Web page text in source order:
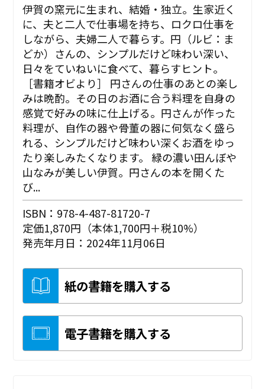
伊賀の窯元に生まれ、結婚・独立。生家近く
に、夫と二人で仕事場を持ち、ロクロ仕事を
しながら、夫婦二人で暮らす。円（ルビ：ま
どか）さんの、シンプルだけど味わい深い、
日々をていねいに食べて、暮らすヒント。
［書籍オビより］ 円さんの仕事のあとの楽し
みは晩酌。その日のお酒に合う料理を自身の
感覚で好みの味に仕上げる。円さんが作った
料理が、自作の器や骨董の器に何気なく盛ら
れる、シンプルだけど味わい深くお酒をゆっ
たり楽しみたくなります。 緑の濃い田んぼや
山なみが美しい伊賀。円さんの本を開くた
び...
ISBN：978-4-487-81720-7
定価1,870円（本体1,700円＋税10%）
発売年月日：2024年11月06日
紙の書籍を購入する
電子書籍を購入する